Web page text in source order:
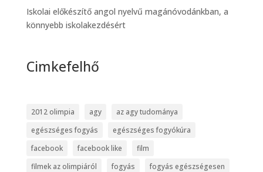
Iskolai előkészítő angol nyelvű magánóvodánkban, a
könnyebb iskolakezdésért
Cimkefelhő
2012 olimpia agy
az agy tudománya
egészséges fogyás
egészséges fogyókúra
facebook
facebook like
film
filmek az olimpiáról
fogyás
fogyás egészségesen